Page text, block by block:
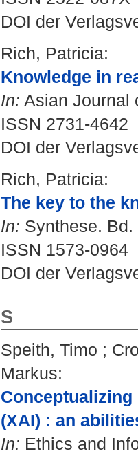
DOI der
Rich, Patricia:
Knowledge in
In: Asian Journal
ISSN 2731-4642
DOI der
Rich, Patricia:
The key to the
In: Synthese.
ISSN 1573-0964
DOI der
S
Speith, Timo ;
Markus:
(XAI) : an
In: Ethics and